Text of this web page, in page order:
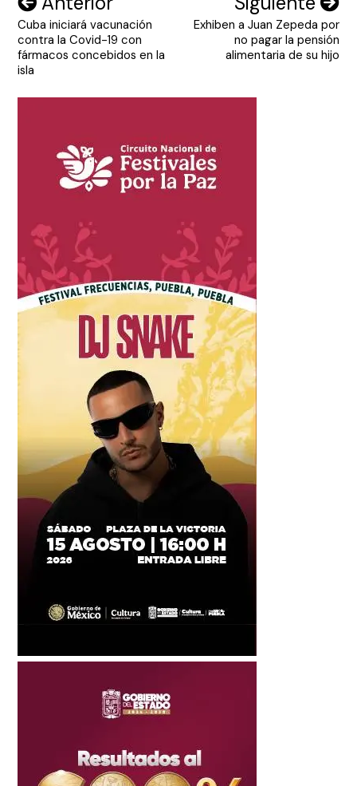
de
entradas
Cuba iniciará vacunación
contra la Covid-19 con
fármacos concebidos en la
isla
Exhiben a Juan Zepeda por
no pagar la pensión
alimentaria de su hijo